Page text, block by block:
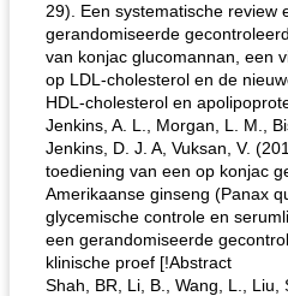
29). Een systematische review
gerandomiseerde
van konjac glucomannan, een
op LDL-cholesterol en de
HDL-cholesterol en
Jenkins, A. L., Morgan, L. M.,
Jenkins, D. J. A, Vuksan, V.
toediening van een op konjac
Amerikaanse ginseng (Panax
glycemische controle en
een gerandomiseerde
klinische proef [!Abstract
Shah, BR, Li, B., Wang, L., Liu,